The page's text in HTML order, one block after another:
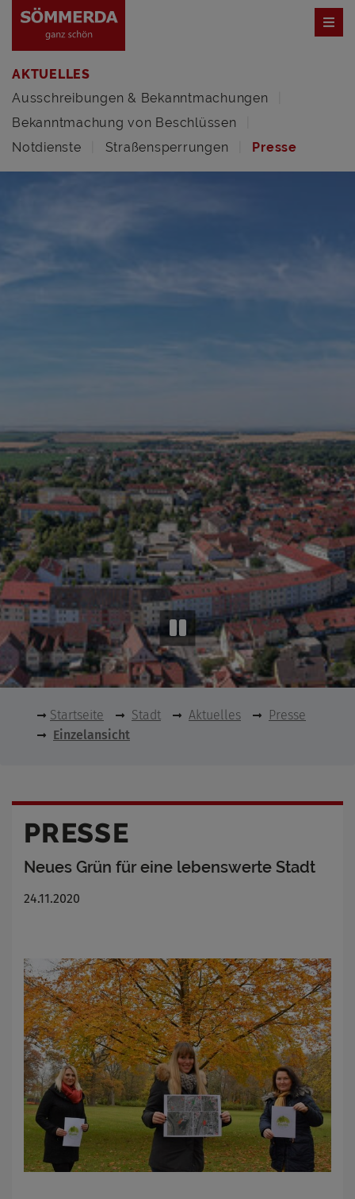
AKTUELLES
Ausschreibungen & Bekanntmachungen
Bekanntmachung von Beschlüssen
Notdienste
Straßensperrungen Presse
Startseite Stadt Aktuelles
Presse
Einzelansicht
PRESSE
Neues Grün für eine lebenswerte Stadt
24.11.2020